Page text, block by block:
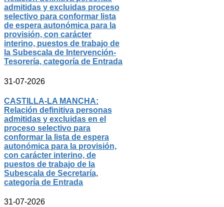
admitidas y excluidas proceso
selectivo para conformar lista
de espera autonómica para la
provisión, con carácter
interino, puestos de trabajo de
la Subescala de Intervención-
Tesorería, categoría de Entrada
31-07-2026
CASTILLA-LA MANCHA:
Relación definitiva personas
admitidas y excluidas en el
proceso selectivo para
conformar la lista de espera
autonómica para la provisión,
con carácter interino, de
puestos de trabajo de la
Subescala de Secretaría,
categoría de Entrada
31-07-2026